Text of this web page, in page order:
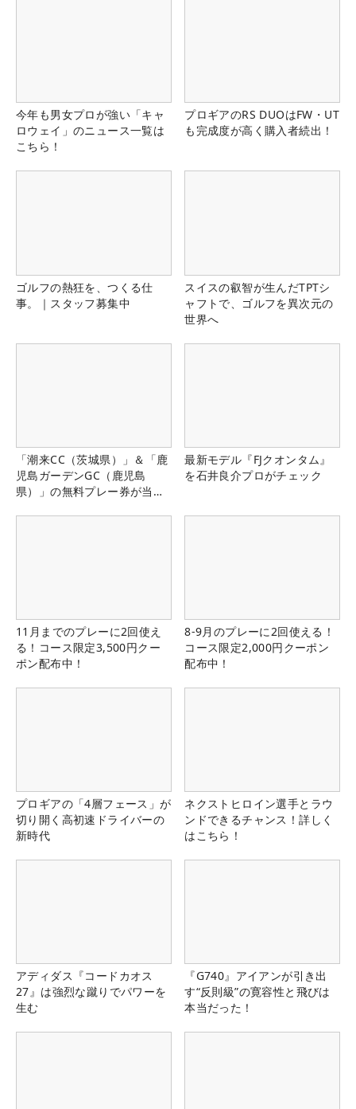
今年も男女プロが強い「キャ
ロウェイ」のニュース一覧は
こちら！
プロギアのRS DUOはFW・UT
も完成度が高く購入者続出！
ゴルフの熱狂を、つくる仕
事。｜スタッフ募集中
スイスの叡智が生んだTPTシ
ャフトで、ゴルフを異次元の
世界へ
「潮来CC（茨城県）」＆「鹿
児島ガーデンGC（鹿児島
県）」の無料プレー券が当た
最新モデル『FJクオンタム』
を石井良介プロがチェック
11月までのプレーに2回使え
る！コース限定3,500円クー
ポン配布中！
8-9月のプレーに2回使える！
コース限定2,000円クーポン
配布中！
プロギアの「4層フェース」が
切り開く高初速ドライバーの
新時代
ネクストヒロイン選手とラウ
ンドできるチャンス！詳しく
はこちら！
アディダス『コードカオス
27』は強烈な蹴りでパワーを
生む
『G740』アイアンが引き出
す“反則級”の寛容性と飛びは
本当だった！